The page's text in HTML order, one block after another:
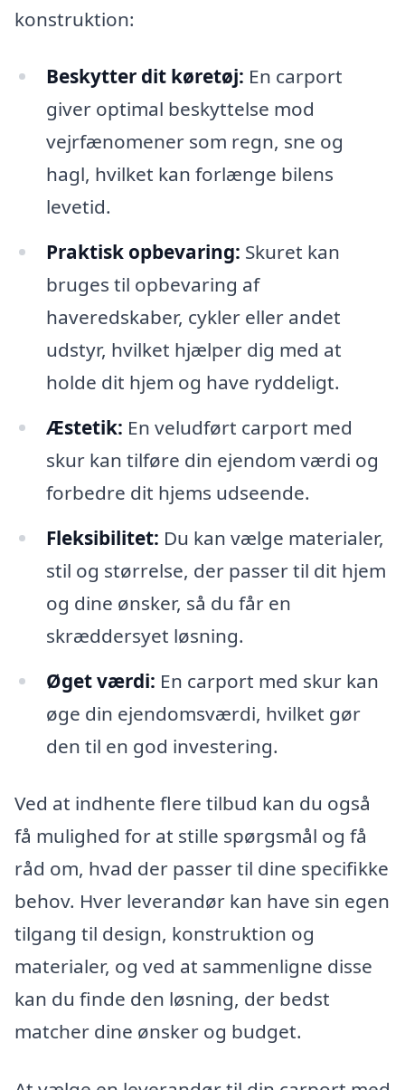
konstruktion:
Beskytter dit køretøj: En carport
giver optimal beskyttelse mod
vejrfænomener som regn, sne og
hagl, hvilket kan forlænge bilens
levetid.
Praktisk opbevaring: Skuret kan
bruges til opbevaring af
haveredskaber, cykler eller andet
udstyr, hvilket hjælper dig med at
holde dit hjem og have ryddeligt.
Æstetik: En veludført carport med
skur kan tilføre din ejendom værdi og
forbedre dit hjems udseende.
Fleksibilitet: Du kan vælge materialer,
stil og størrelse, der passer til dit hjem
og dine ønsker, så du får en
skræddersyet løsning.
Øget værdi: En carport med skur kan
øge din ejendomsværdi, hvilket gør
den til en god investering.
Ved at indhente flere tilbud kan du også
få mulighed for at stille spørgsmål og få
råd om, hvad der passer til dine specifikke
behov. Hver leverandør kan have sin egen
tilgang til design, konstruktion og
materialer, og ved at sammenligne disse
kan du finde den løsning, der bedst
matcher dine ønsker og budget.